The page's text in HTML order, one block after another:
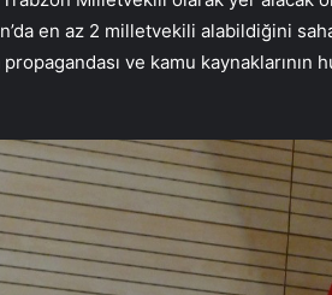
en az 2 milletvekili alabildiğini
ve kamu kaynaklarının